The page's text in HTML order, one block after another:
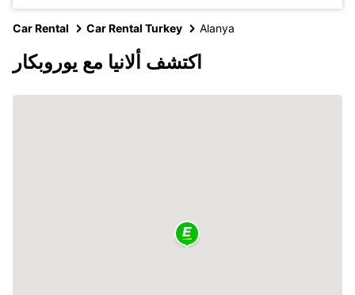
Car Rental Car Rental Turkey Alanya
اكتشف ألانيا مع يوروبكار